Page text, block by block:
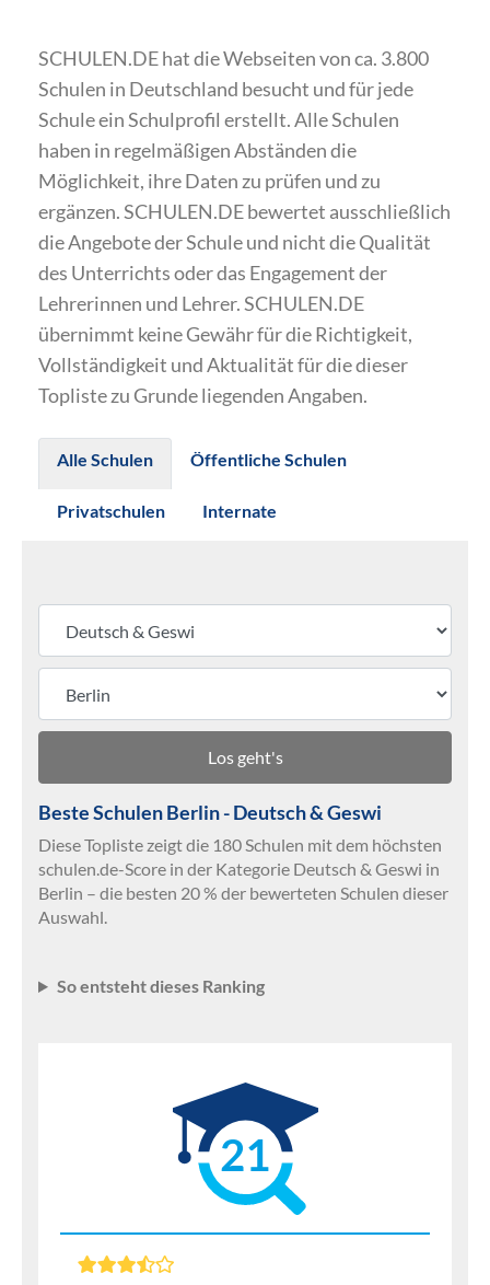
SCHULEN.DE hat die Webseiten von ca. 3.800
Schulen in Deutschland besucht und für jede
Schule ein Schulprofil erstellt. Alle Schulen
haben in regelmäßigen Abständen die
Möglichkeit, ihre Daten zu prüfen und zu
ergänzen. SCHULEN.DE bewertet ausschließlich
die Angebote der Schule und nicht die Qualität
des Unterrichts oder das Engagement der
Lehrerinnen und Lehrer. SCHULEN.DE
übernimmt keine Gewähr für die Richtigkeit,
Vollständigkeit und Aktualität für die dieser
Topliste zu Grunde liegenden Angaben.
Alle Schulen Öffentliche Schulen
Privatschulen Internate
Los geht's
Beste Schulen Berlin - Deutsch & Geswi
Diese Topliste zeigt die 180 Schulen mit dem höchsten
schulen.de-Score in der Kategorie Deutsch & Geswi in
Berlin – die besten 20 % der bewerteten Schulen dieser
Auswahl.
So entsteht dieses Ranking
21